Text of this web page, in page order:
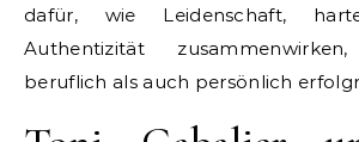
dafür, wie Leidenschaft,
Authentizität
beruflich als auch persönlich